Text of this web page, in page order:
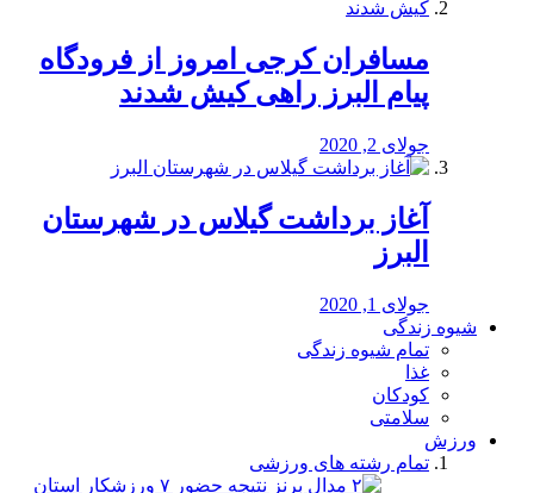
مسافران کرجی امروز از فرودگاه
پیام البرز راهی کیش شدند
جولای 2, 2020
آغاز برداشت گیلاس در شهرستان
البرز
جولای 1, 2020
شیوه زندگی
تمام شیوه زندگی
غذا
کودکان
سلامتی
ورزش
تمام رشته های ورزشی